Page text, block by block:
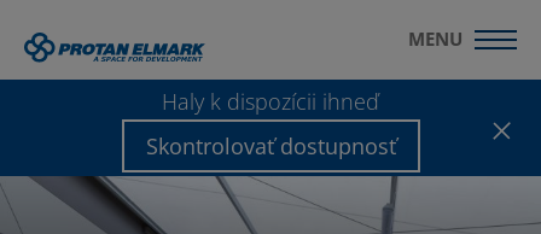
Haly k dispozícii ihneď
Skontrolovať dostupnosť
MENU